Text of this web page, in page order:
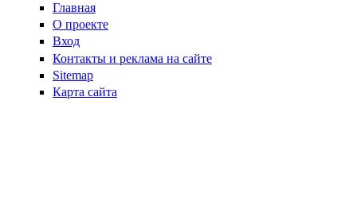
Главная
О проекте
Вход
Контакты и реклама на сайте
Sitemap
Карта сайта